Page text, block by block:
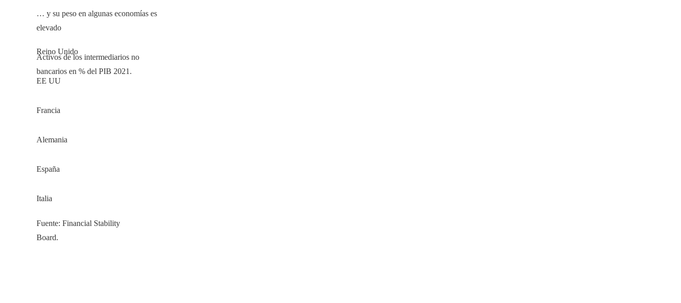
… y su peso en algunas economías es
elevado
Activos de los intermediarios no
bancarios en % del PIB 2021.
Reino Unido
EE UU
Francia
Alemania
España
Italia
Fuente: Financial Stability
Board.